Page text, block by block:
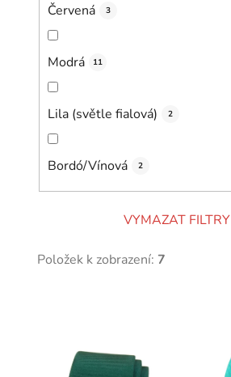
Červená 3
Modrá 11
Lila (světle fialová) 2
Bordó/Vínová 2
VYMAZAT FILTRY
Položek k zobrazení: 7